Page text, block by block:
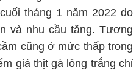
tháng 1 năm 2022 do
và nhu cầu tăng. Tương
cũng ở mức thấp trong
giá thịt gà lông trắng chỉ